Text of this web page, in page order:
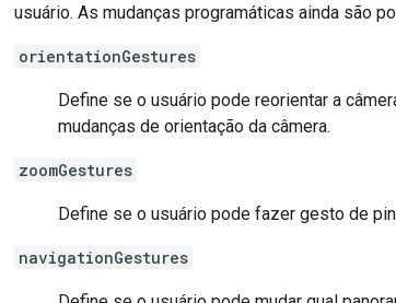
usuário. As mudanças programáticas ainda são
orientationGestures
Define se o usuário pode reorientar a
mudanças de orientação da câmera.
zoomGestures
Define se o usuário pode fazer gesto de
navigationGestures